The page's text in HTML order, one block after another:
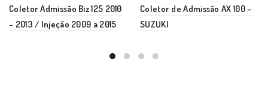
Coletor Admissão Biz 125 2010
– 2013 / Injeção 2009 a 2015
Coletor de Admissão AX 100 –
SUZUKI